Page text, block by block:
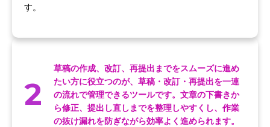
す。
2
草稿の作成、改訂、再提出までをスムーズに進め
たい方に役立つのが、草稿・改訂・再提出を一連
の流れで管理できるツールです。文章の下書きか
ら修正、提出し直しまでを整理しやすくし、作業
の抜け漏れを防ぎながら効率よく進められます。